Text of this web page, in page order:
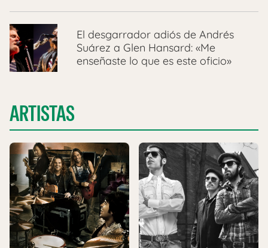
El desgarrador adiós de Andrés
Suárez a Glen Hansard: «Me
enseñaste lo que es este oficio»
ARTISTAS